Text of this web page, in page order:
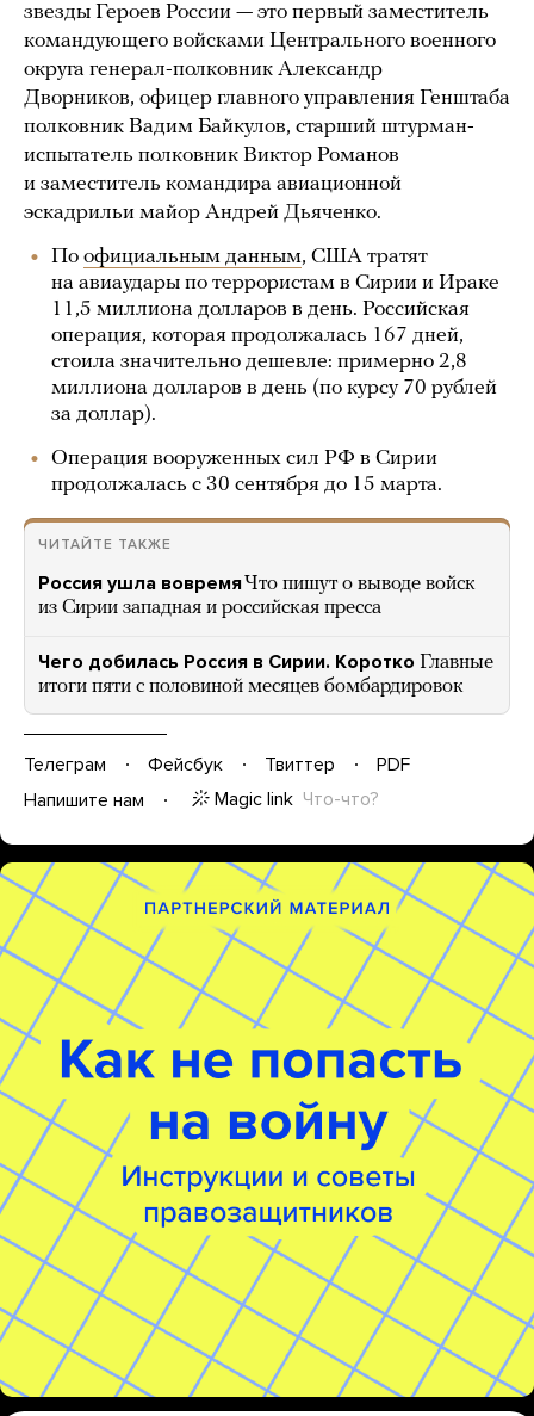
звезды Героев России — это первый заместитель
командующего войсками Центрального военного
округа генерал-полковник Александр
Дворников, офицер главного управления Генштаба
полковник Вадим Байкулов, старший штурман-
испытатель полковник Виктор Романов
и заместитель командира авиационной
эскадрильи майор Андрей Дьяченко.
По официальным данным, США тратят
на авиаудары по террористам в Сирии и Ираке
11,5 миллиона долларов в день. Российская
операция, которая продолжалась 167 дней,
стоила значительно дешевле: примерно 2,8
миллиона долларов в день (по курсу 70 рублей
за доллар).
Операция вооруженных сил РФ в Сирии
продолжалась с 30 сентября до 15 марта.
ЧИТАЙТЕ ТАКЖЕ
Россия ушла вовремяЧто пишут о выводе войск
из Сирии западная и российская пресса
Чего добилась Россия в Сирии. Коротко Главные
итоги пяти с половиной месяцев бомбардировок
Телеграм Фейсбук Твиттер
PDF
Напишите нам
Magic link Что-что?